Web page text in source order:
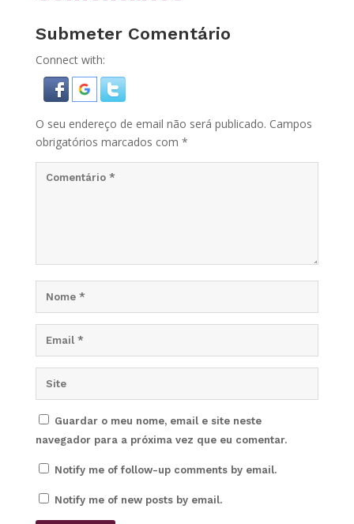
Submeter Comentário
Connect with:
O seu endereço de email não será publicado. Campos
obrigatórios marcados com *
Guardar o meu nome, email e site neste
navegador para a próxima vez que eu comentar.
Notify me of follow-up comments by email.
Notify me of new posts by email.